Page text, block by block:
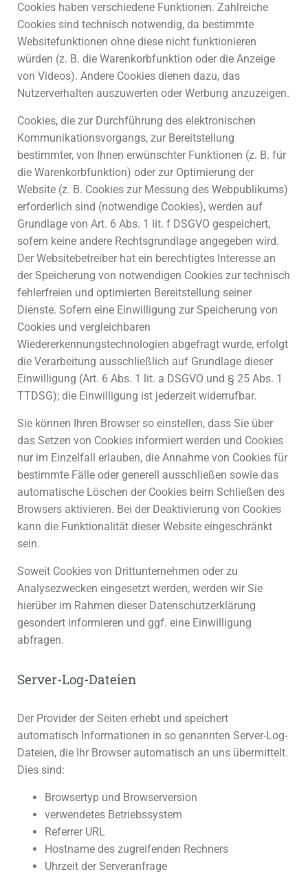
Cookies haben verschiedene Funktionen. Zahlreiche
Cookies sind technisch notwendig, da bestimmte
Websitefunktionen ohne diese nicht funktionieren
würden (z. B. die Warenkorbfunktion oder die Anzeige
von Videos). Andere Cookies dienen dazu, das
Nutzerverhalten auszuwerten oder Werbung anzuzeigen.
Cookies, die zur Durchführung des elektronischen
Kommunikationsvorgangs, zur Bereitstellung
bestimmter, von Ihnen erwünschter Funktionen (z. B. für
die Warenkorbfunktion) oder zur Optimierung der
Website (z. B. Cookies zur Messung des Webpublikums)
erforderlich sind (notwendige Cookies), werden auf
Grundlage von Art. 6 Abs. 1 lit. f DSGVO gespeichert,
sofern keine andere Rechtsgrundlage angegeben wird.
Der Websitebetreiber hat ein berechtigtes Interesse an
der Speicherung von notwendigen Cookies zur technisch
fehlerfreien und optimierten Bereitstellung seiner
Dienste. Sofern eine Einwilligung zur Speicherung von
Cookies und vergleichbaren
Wiedererkennungstechnologien abgefragt wurde, erfolgt
die Verarbeitung ausschließlich auf Grundlage dieser
Einwilligung (Art. 6 Abs. 1 lit. a DSGVO und § 25 Abs. 1
TTDSG); die Einwilligung ist jederzeit widerrufbar.
Sie können Ihren Browser so einstellen, dass Sie über
das Setzen von Cookies informiert werden und Cookies
nur im Einzelfall erlauben, die Annahme von Cookies für
bestimmte Fälle oder generell ausschließen sowie das
automatische Löschen der Cookies beim Schließen des
Browsers aktivieren. Bei der Deaktivierung von Cookies
kann die Funktionalität dieser Website eingeschränkt
sein.
Soweit Cookies von Drittunternehmen oder zu
Analysezwecken eingesetzt werden, werden wir Sie
hierüber im Rahmen dieser Datenschutzerklärung
gesondert informieren und ggf. eine Einwilligung
abfragen.
Server-Log-Dateien
Der Provider der Seiten erhebt und speichert
automatisch Informationen in so genannten Server-Log-
Dateien, die Ihr Browser automatisch an uns übermittelt.
Dies sind:
Browsertyp und Browserversion
verwendetes Betriebssystem
Referrer URL
Hostname des zugreifenden Rechners
Uhrzeit der Serveranfrage